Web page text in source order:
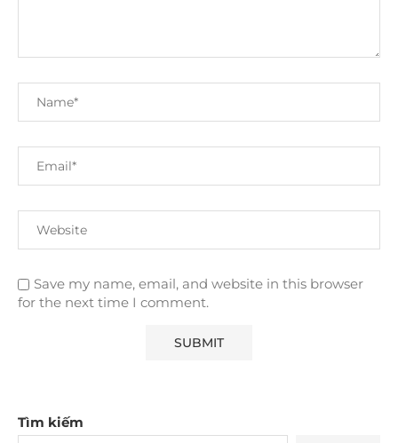
Save my name, email, and website in this browser
for the next time I comment.
Tìm kiếm